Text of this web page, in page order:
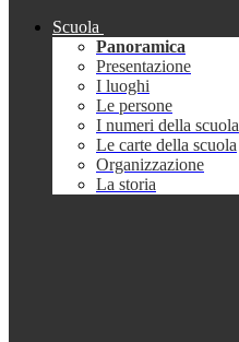
Scuola
Panoramica
Presentazione
I luoghi
Le persone
I numeri della scuola
Le carte della scuola
Organizzazione
La storia